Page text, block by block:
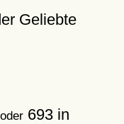
Geliebte
oder 693in